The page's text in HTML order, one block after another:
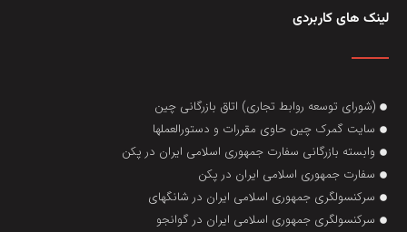
لینک های کاربردی
(شورای توسعه روابط تجاری) اتاق بازرگانی چین
سایت گمرک چین حاوی مقررات و دستورالعملها
وابسته بازرگانی سفارت جمهوری اسلامی ایران در پکن
سفارت جمهوری اسلامی ایران در پکن
سرکنسولگری جمهوری اسلامی ایران در شانگهای
سرکنسولگری جمهوری اسلامی ایران در گوانجو